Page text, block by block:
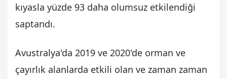
kıyasla yüzde 93 daha olumsuz etkilendiği
saptandı.
Avustralya'da 2019 ve 2020'de orman ve
çayırlık alanlarda etkili olan ve zaman zaman